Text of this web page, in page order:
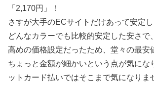
「2,170円」！
さすが大手のECサイトだけあって安定し
どんなカラーでも比較的安定した安さで
高めの価格設定だったため、堂々の最安
ちょっと金額が細かいという点が気にな
ットカード払いではそこまで気になりま